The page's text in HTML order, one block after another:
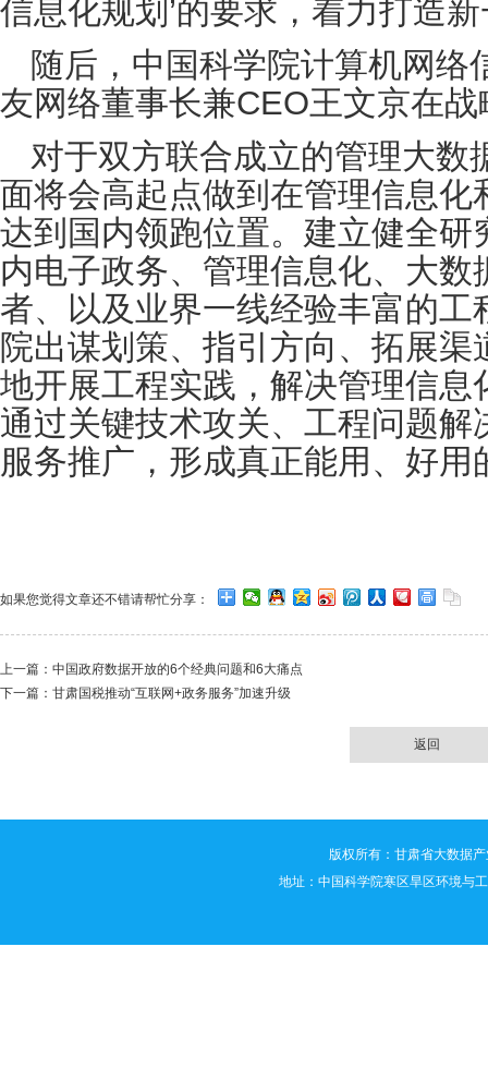
信息化规划’的要求，着力打造
随后，中国科学院计算机网络
友网络董事长兼CEO王文京在
对于双方联合成立的管理大数
面将会高起点做到在管理信息
达到国内领跑位置。建立健全
内电子政务、管理信息化、大
者、以及业界一线经验丰富的
院出谋划策、指引方向、拓展
地开展工程实践，解决管理信
通过关键技术攻关、工程问题
服务推广，形成真正能用、好
如果您觉得文章还不错请帮忙分享：
上一篇： 中国政府数据开放的6个经典问题和6大痛点
下一篇： 甘肃国税推动“互联网+政务服务”加速升级
返回
版权所有：甘肃省大数据
地址：中国科学院寒区旱区环境与